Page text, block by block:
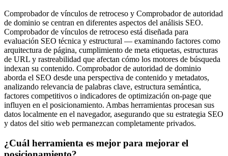
Comprobador de vínculos de retroceso y Comprobador de autoridad
de dominio se centran en diferentes aspectos del análisis SEO.
Comprobador de vínculos de retroceso está diseñada para
evaluación SEO técnica y estructural — examinando factores como
arquitectura de página, cumplimiento de meta etiquetas, estructuras
de URL y rastreabilidad que afectan cómo los motores de búsqueda
indexan su contenido. Comprobador de autoridad de dominio
aborda el SEO desde una perspectiva de contenido y metadatos,
analizando relevancia de palabras clave, estructura semántica,
factores competitivos o indicadores de optimización on-page que
influyen en el posicionamiento. Ambas herramientas procesan sus
datos localmente en el navegador, asegurando que su estrategia SEO
y datos del sitio web permanezcan completamente privados.
¿Cuál herramienta es mejor para mejorar el